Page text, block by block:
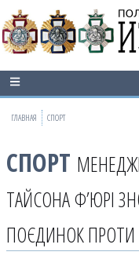
ГЛАВНАЯ СПОРТ
СПОРТ
ТАЙСОНА Ф’ЮРІ
ПОЄДИНОК ПРОТИ